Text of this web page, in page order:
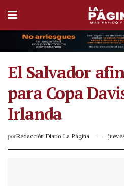
El Salvador
para Copa
Irlanda
porRedacción Diario La Página